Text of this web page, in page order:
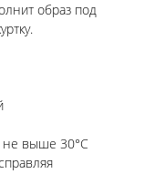
образ под
не выше 30°C